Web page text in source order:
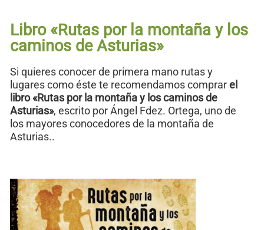
Libro «Rutas por la montaña y los
caminos de Asturias»
Si quieres conocer de primera mano rutas y
lugares como éste te recomendamos comprarel
libro «Rutas por la montaña y los caminos de
Asturias», escrito por Ángel Fdez. Ortega, uno de
los mayores conocedores de la montaña de
Asturias..